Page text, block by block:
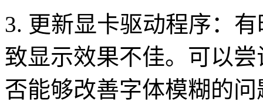
3. 更新显卡驱动程序：
致显示效果不佳。可以
否能够改善字体模糊的问